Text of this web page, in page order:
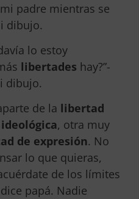
padre mientras se
dibujo.
lo estoy
libertades hay?”-
dibujo.
de la libertad
, otra muy
de expresión. No
lo que quieras,
de los límites
papá. Nadie